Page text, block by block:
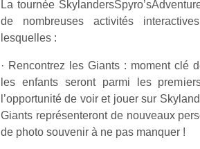
La tournée
de nombreuses activités
lesquelles :
· Rencontrez les Giants : moment clé
les enfants seront parmi les
l’opportunité de voir et jouer sur
Giants représenteront de nouveaux
de photo souvenir à ne pas manquer !